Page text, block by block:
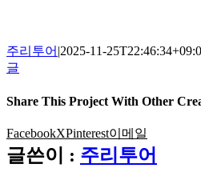
주리투어 |2025-11-
글
Share This Project With Other
FacebookXPinterest이메일
글쓴이 : 주리투어